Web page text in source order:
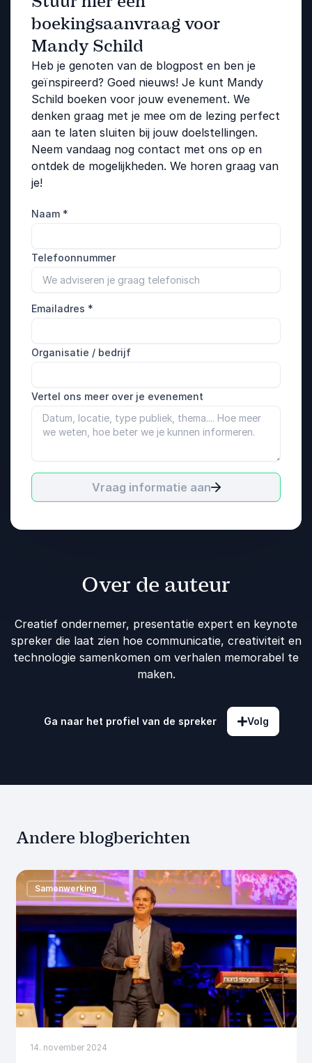
boekingsaanvraag voor
Mandy Schild
Heb je genoten van de blogpost en ben je
geïnspireerd? Goed nieuws! Je kunt Mandy
Schild boeken voor jouw evenement. We
denken graag met je mee om de lezing perfect
aan te laten sluiten bij jouw doelstellingen.
Neem vandaag nog contact met ons op en
ontdek de mogelijkheden. We horen graag van
je!
Naam *
Telefoonnummer
Emailadres *
Organisatie / bedrijf
Vertel ons meer over je evenement
Vraag informatie aan
Over de auteur
Creatief ondernemer, presentatie expert en keynote
spreker die laat zien hoe communicatie, creativiteit en
technologie samenkomen om verhalen memorabel te
maken.
Ga naar het profiel van de spreker Volg
Andere blogberichten
14. november 2024
Samenwerking